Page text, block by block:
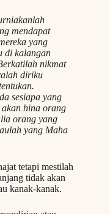
mendapat
yang
di kalangan
nikmat
diriku
sesiapa yang
akan hina orang
orang yang
yang Maha
tetapi mestilah
tidak akan
kanak-kanak.